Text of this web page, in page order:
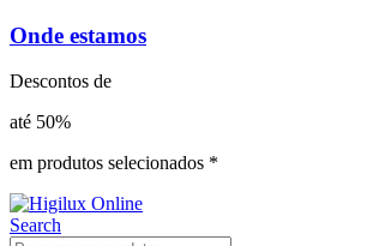
Onde estamos
Descontos de
até 50%
em produtos selecionados *
Search